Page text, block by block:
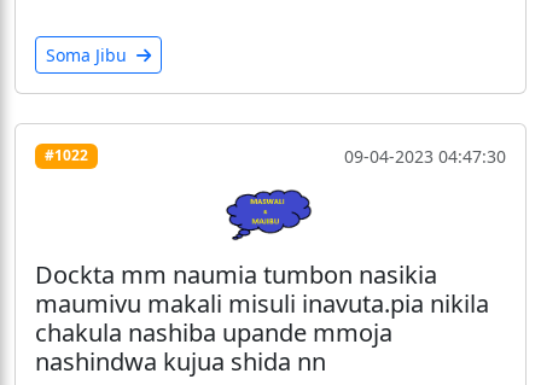
Soma Jibu
#1022 09-04-2023 04:47:30
Dockta mm naumia tumbon nasikia
maumivu makali misuli inavuta.pia nikila
chakula nashiba upande mmoja
nashindwa kujua shida nn